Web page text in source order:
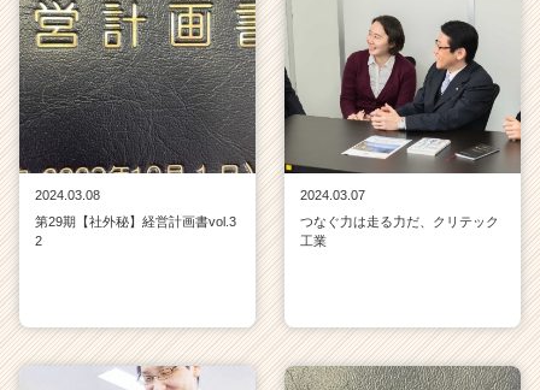
2024.03.08
第29期【社外秘】経営計画書vol.3
2
2024.03.07
つなぐ力は走る力だ、クリテック
工業